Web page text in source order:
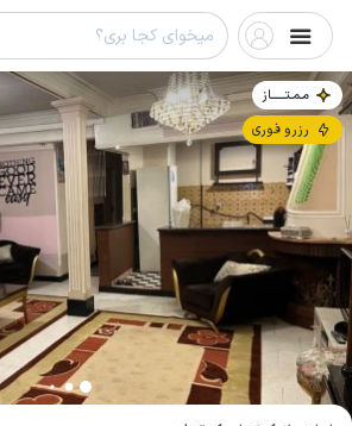
مـمـتــــــاز
رزرو فوری